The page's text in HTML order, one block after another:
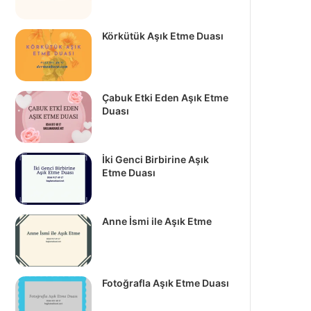
Körkütük Aşık Etme Duası
Çabuk Etki Eden Aşık Etme
Duası
İki Genci Birbirine Aşık
Etme Duası
Anne İsmi ile Aşık Etme
Fotoğrafla Aşık Etme Duası